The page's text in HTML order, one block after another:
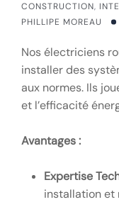
CONSTRUCTION,
PHILLIPE MOREAU
Nos électriciens
installer des
aux normes. Ils
et l’efficacité
Avantages :
Expertise
installation et